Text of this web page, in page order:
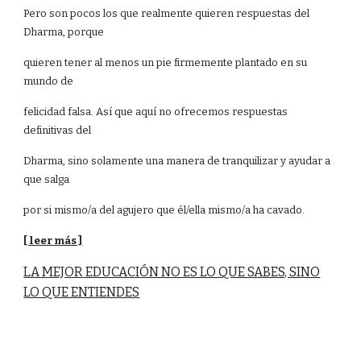
Pero son pocos los que realmente quieren respuestas del
Dharma, porque
quieren tener al menos un pie firmemente plantado en su
mundo de
felicidad falsa. Así que aquí no ofrecemos respuestas
definitivas del
Dharma, sino solamente una manera de tranquilizar y ayudar a
que salga
por si mismo/a del agujero que él/ella mismo/a ha cavado.
[ leer más ]
LA MEJOR EDUCACIÓN NO ES LO QUE SABES, SINO
LO QUE ENTIENDES